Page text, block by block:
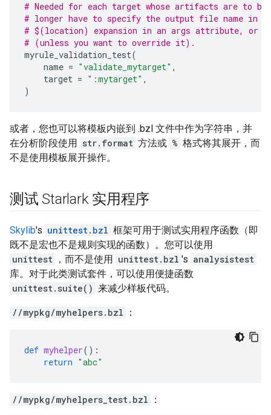
# Needed for each target whose artifacts are to be
# longer have to specify the output file name in
# $(location) expansion in an args attribute, or
# (unless you want to override it).
myrule_validation_test(
name = "validate_mytarget" ,
target = ":mytarget" ,
)
或者，您也可以将模板内嵌到 .bzl 文件中作为字符串，并
在分析阶段使用 str.format 方法或 % 格式将其展开，而
不是使用模板展开操作。
测试 Starlark 实用程序
Skylib's unittest.bzl 框架可用于测试实用程序函数（即
既不是宏也不是规则实现的函数）。您可以使用
unittest ，而不是使用 unittest.bzl 's analysistest
库。对于此类测试套件，可以使用便捷函数
unittest.suite() 来减少样板代码。
//mypkg/myhelpers.bzl ：
def myhelper():
return "abc"
//mypkg/myhelpers_test.bzl ：